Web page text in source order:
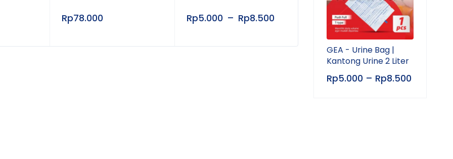
Rp78.000 Rp5.000 – Rp8.500 25.000
GEA - Urine Bag |
Kantong Urine 2 Liter
Rp5.000 – Rp8.500